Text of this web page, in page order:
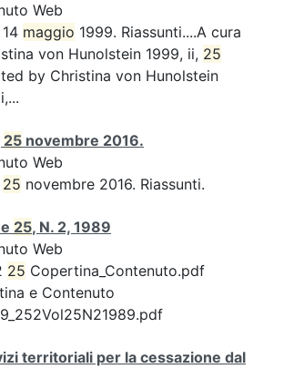
Web
maggio 1999. Riassunti....A cura
von Hunolstein 1999, ii, 25
by Christina von Hunolstein
25 novembre 2016.
Web
25 novembre 2016. Riassunti.
25, N. 2, 1989
Web
25 Copertina_Contenuto.pdf
e Contenuto
territoriali per la cessazione dal